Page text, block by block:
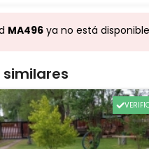
MA496 ya no está disponible